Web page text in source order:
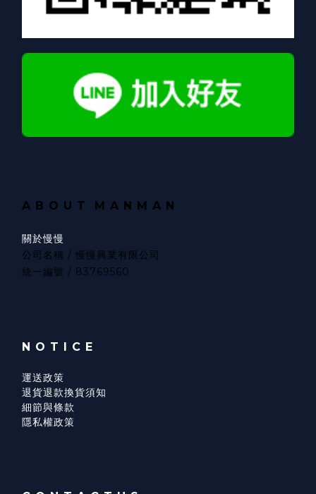
A B O U T M A N M A N
關於慢慢
公司名稱 / 慢慢興業有限公司
統一編號 / 83769560
N O T I C E
運送政策
退貨退款換貨須知
細節與條款
隱私權政策